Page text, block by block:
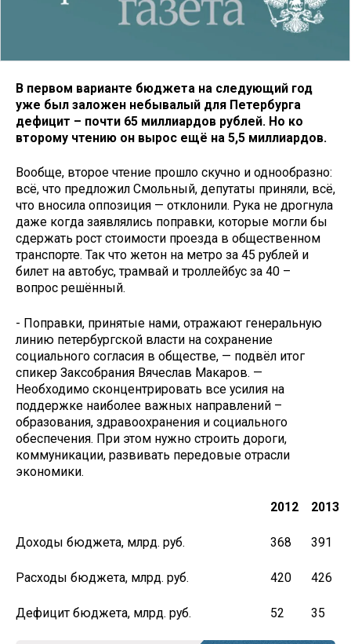
В первом варианте бюджета на следующий год
уже был заложен небывалый для Петербурга
дефицит – почти 65 миллиардов рублей. Но ко
второму чтению он вырос ещё на 5,5 миллиардов.
Вообще, второе чтение прошло скучно и однообразно:
всё, что предложил Смольный, депутаты приняли, всё,
что вносила оппозиция — отклонили. Рука не дрогнула
даже когда заявлялись поправки, которые могли бы
сдержать рост стоимости проезда в общественном
транспорте. Так что жетон на метро за 45 рублей и
билет на автобус, трамвай и троллейбус за 40 –
вопрос решённый.
- Поправки, принятые нами, отражают генеральную
линию петербургской власти на сохранение
социального согласия в обществе, — подвёл итог
спикер Заксобрания Вячеслав Макаров. —
Необходимо сконцентрировать все усилия на
поддержке наиболее важных направлений –
образования, здравоохранения и социального
обеспечения. При этом нужно строить дороги,
коммуникации, развивать передовые отрасли
экономики.
2012 2013
Доходы бюджета, млрд. руб. 368 391
Расходы бюджета, млрд. руб. 420 426
Дефицит бюджета, млрд. руб. 52 35